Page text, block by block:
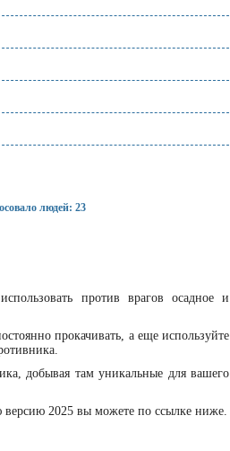
людей: 23
против врагов осадное и
прокачивать, а еще используйте
добывая там уникальные для вашего
версию 2025 вы можете по ссылке ниже.